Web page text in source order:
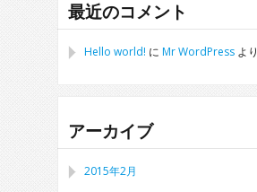
最近のコメント
Hello world! に Mr WordPress より
アーカイブ
2015年2月